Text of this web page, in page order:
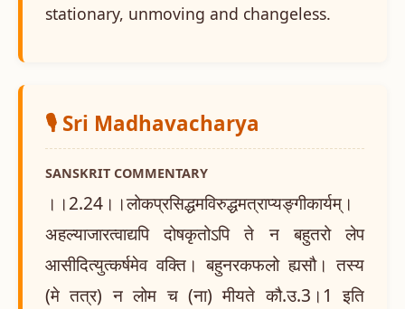
stationary, unmoving and changeless.
🎙️ Sri Madhavacharya
SANSKRIT COMMENTARY
।।2.24।।लोकप्रसिद्धमविरुद्धमत्राप्यङ्गीकार्यम्।
अहल्याजारत्वाद्यपि दोषकृतोऽपि ते न बहुतरो लेप
आसीदित्युत्कर्षमेव वक्ति। बहुनरकफलो ह्यसौ। तस्य
(मे तत्र) न लोम च (ना) मीयते कौ.उ.3।1 इति